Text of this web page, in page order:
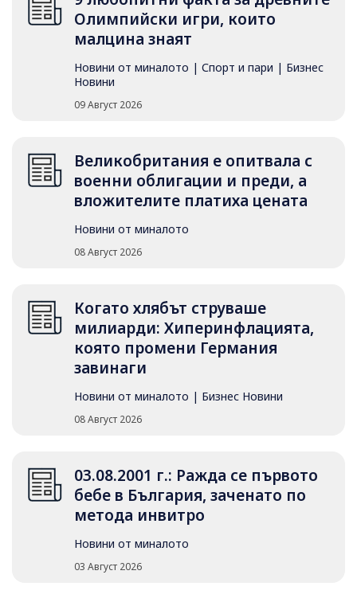
Олимпийски игри, които
малцина знаят
Новини от миналото | Спорт и пари | Бизнес
Новини
09 Август 2026
Великобритания е опитвала с
военни облигации и преди, а
вложителите платиха цената
Новини от миналото
08 Август 2026
Когато хлябът струваше
милиарди: Хиперинфлацията,
която промени Германия
завинаги
Новини от миналото | Бизнес Новини
08 Август 2026
03.08.2001 г.: Ражда се първото
бебе в България, заченато по
метода инвитро
Новини от миналото
03 Август 2026